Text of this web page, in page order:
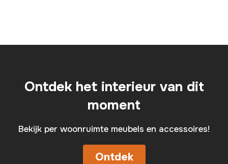
Ontdek het interieur van dit
moment
Bekijk per woonruimte meubels en accessoires!
Ontdek